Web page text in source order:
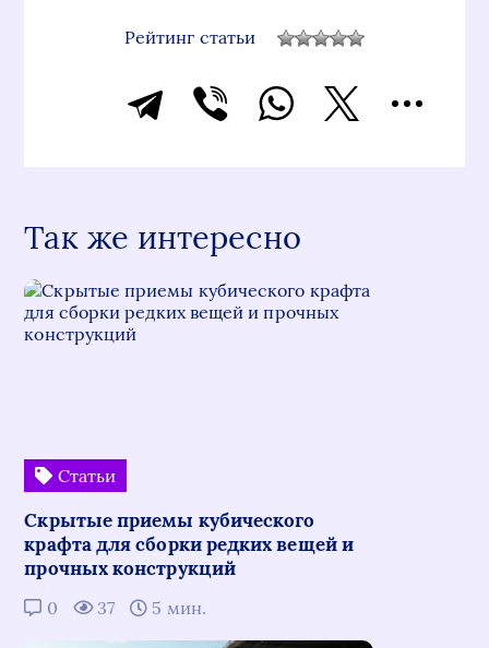
Рейтинг статьи
Так же интересно
Статьи
Скрытые приемы кубического
крафта для сборки редких вещей и
прочных конструкций
0 37 5 мин.